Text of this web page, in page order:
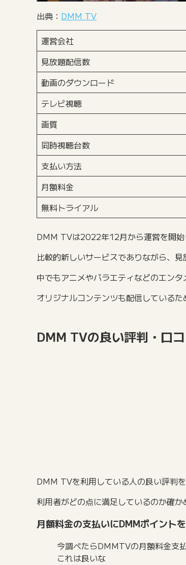
出典： DMM TV
運営会社
見放題配信数
動画のダウンロード
テレビ視聴
画質
同時視聴台数
支払い方法
月額料金
無料トライアル
DMM TVは2022年12月から運営を開始
比較的新しいサービスでありながら、
中でもアニメやバラエティなどのエンタ
オリジナルコンテンツも配信している
DMM TVの良い評判・口
DMM TVを利用している人の良い評判を
利用者がどの点に満足しているのか確か
月額料金の支払いにDMMポイント
今調べたらDMMTVの月額料金支
これは良いな